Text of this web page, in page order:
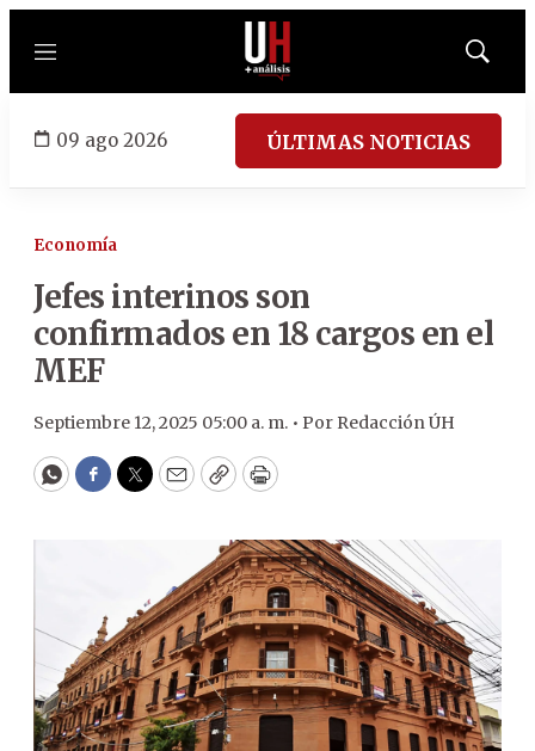
Menú
Mostrar
09 ago 2026 ÚLTIMAS NOTICIAS
Economía
Jefes interinos son
confirmados en 18 cargos en el
MEF
Septiembre 12, 2025 05:00 a. m. • Por Redacción ÚH
WhatsApp
Facebook
Twitter
EmailCopyPrint